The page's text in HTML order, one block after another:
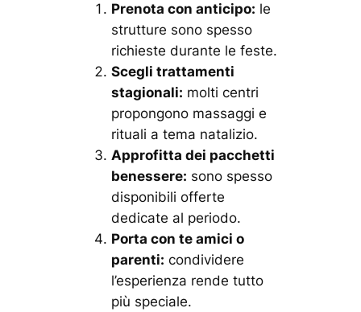
Prenota con anticipo: le
strutture sono spesso
richieste durante le feste.
Scegli trattamenti
stagionali: molti centri
propongono massaggi e
rituali a tema natalizio.
Approfitta dei pacchetti
benessere: sono spesso
disponibili offerte
dedicate al periodo.
Porta con te amici o
parenti: condividere
l’esperienza rende tutto
più speciale.